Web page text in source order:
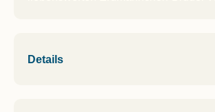
Details